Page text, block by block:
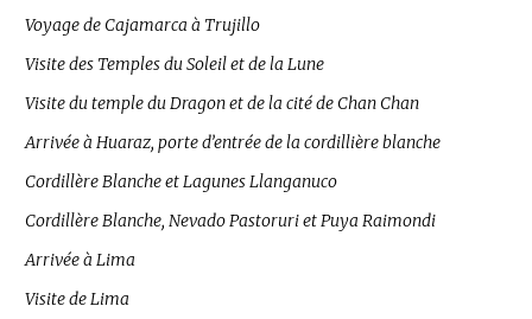
Voyage de Cajamarca à Trujillo
Visite des Temples du Soleil et de la Lune
Visite du temple du Dragon et de la cité de Chan Chan
Arrivée à Huaraz, porte d’entrée de la cordillière blanche
Cordillère Blanche et Lagunes Llanganuco
Cordillère Blanche, Nevado Pastoruri et Puya Raimondi
Arrivée à Lima
Visite de Lima